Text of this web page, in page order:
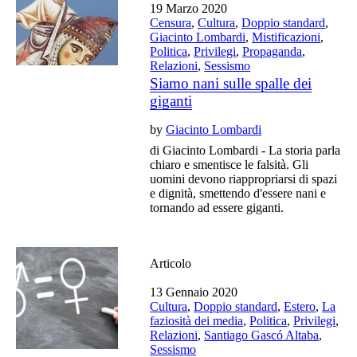
19 Marzo 2020
Censura,Cultura,Doppio standard,
Giacinto Lombardi,Mistificazioni,
Politica,Privilegi,Propaganda,
Relazioni, Sessismo
Siamo nani sulle spalle dei
giganti
byGiacinto Lombardi
di Giacinto Lombardi - La storia parla
chiaro e smentisce le falsità. Gli
uomini devono riappropriarsi di spazi
e dignità, smettendo d'essere nani e
tornando ad essere giganti.
Articolo
13 Gennaio 2020
Cultura,Doppio standard,Estero,La
faziosità dei media,Politica,Privilegi,
Relazioni, Santiago Gascó Altaba,
Sessismo